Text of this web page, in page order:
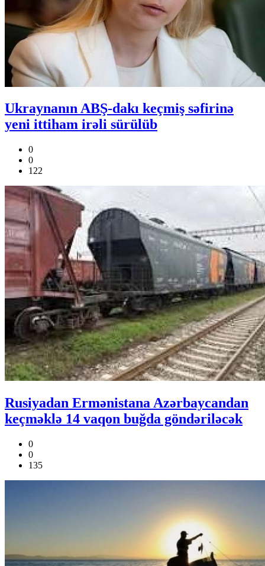
Ukraynanın ABŞ-dakı keçmiş səfirinə
yeni ittiham irəli sürülüb
0
0
122
Rusiyadan Ermənistana Azərbaycandan
keçməklə 14 vaqon buğda göndəriləcək
0
0
135